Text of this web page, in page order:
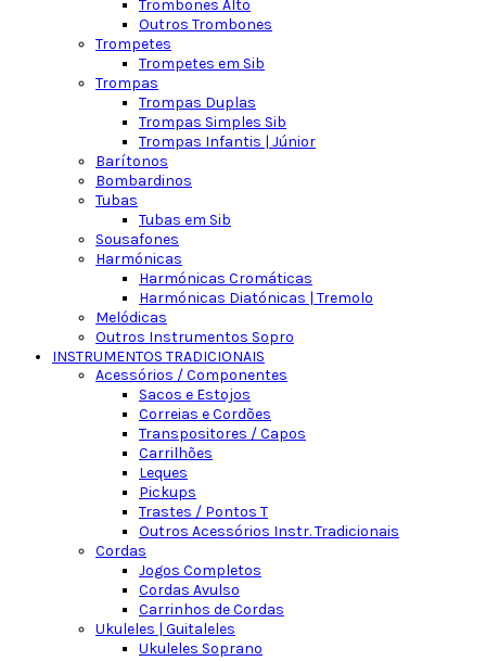
Trombones Alto
Outros Trombones
Trompetes
Trompetes em Sib
Trompas
Trompas Duplas
Trompas Simples Sib
Trompas Infantis | Júnior
Barítonos
Bombardinos
Tubas
Tubas em Sib
Sousafones
Harmónicas
Harmónicas Cromáticas
Harmónicas Diatónicas | Tremolo
Melódicas
Outros Instrumentos Sopro
INSTRUMENTOS TRADICIONAIS
Acessórios / Componentes
Sacos e Estojos
Correias e Cordões
Transpositores / Capos
Carrilhões
Leques
Pickups
Trastes / Pontos T
Outros Acessórios Instr. Tradicionais
Cordas
Jogos Completos
Cordas Avulso
Carrinhos de Cordas
Ukuleles | Guitaleles
Ukuleles Soprano